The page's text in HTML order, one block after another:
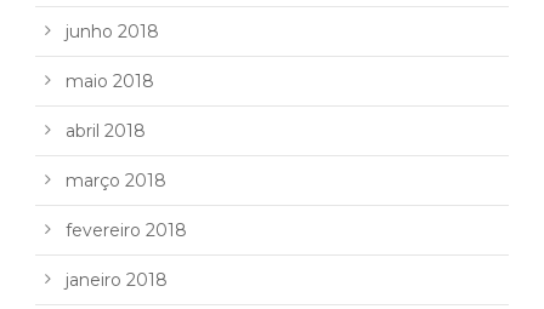
junho 2018
maio 2018
abril 2018
março 2018
fevereiro 2018
janeiro 2018